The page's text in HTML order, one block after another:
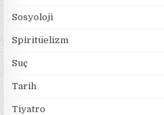
Sosyoloji
Spiritüelizm
Suç
Tarih
Tiyatro